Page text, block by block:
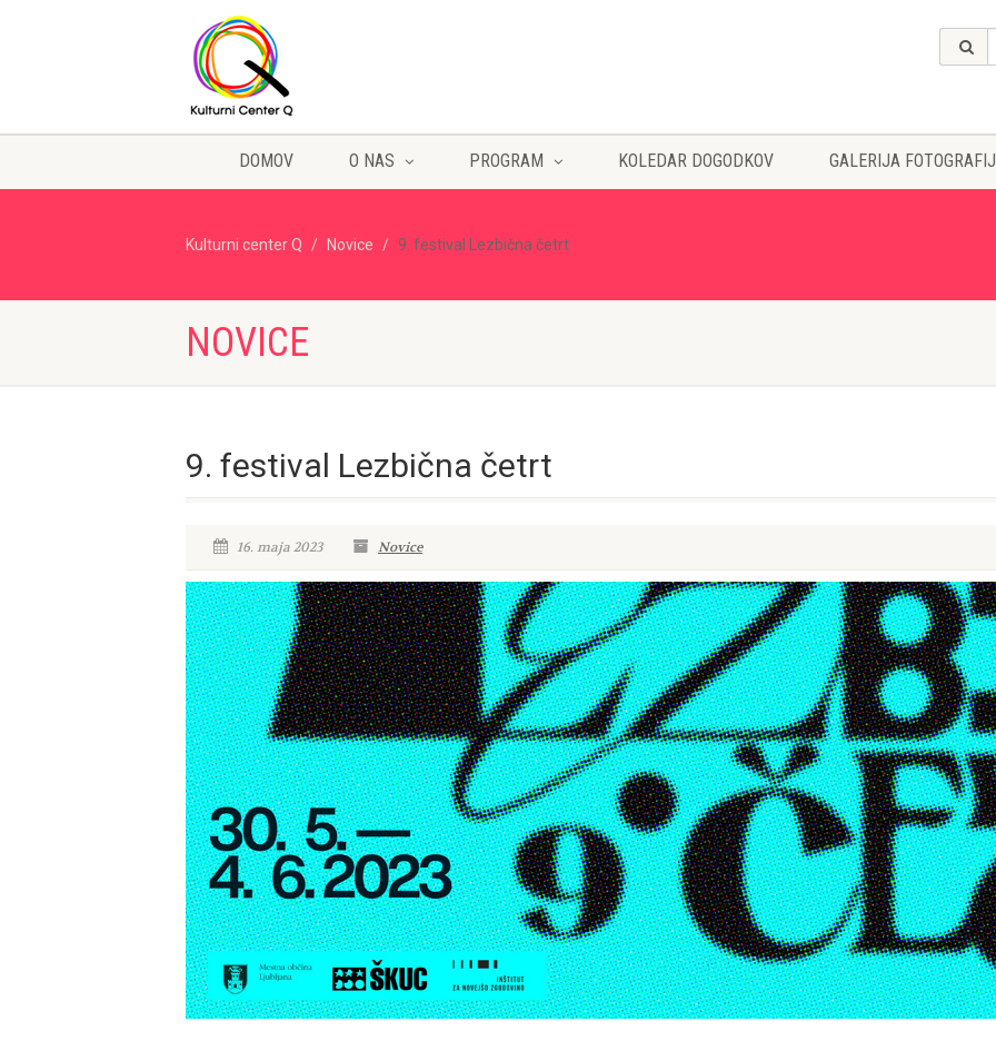
DOMOV O NAS PROGRAM KOLEDAR DOGODKOV GALERIJA FOTOGRAFIJ
Kulturni center Q Novice 9. festival Lezbična četrt
NOVICE
9. festival Lezbična četrt
16. maja 2023 Novice